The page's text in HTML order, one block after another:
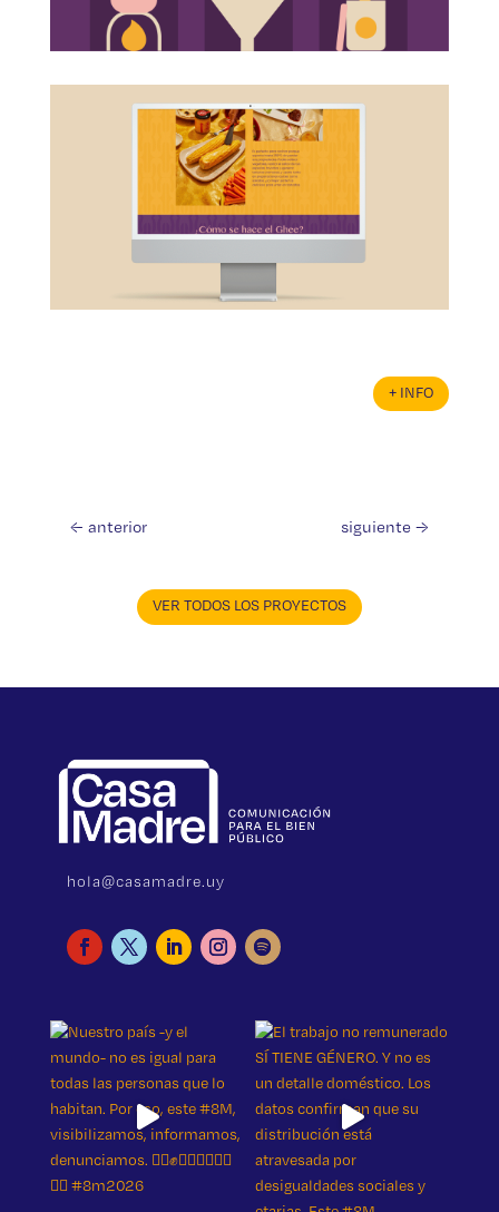
+ INFO
← anterior siguiente →
VER TODOS LOS PROYECTOS
hola@casamadre.uy